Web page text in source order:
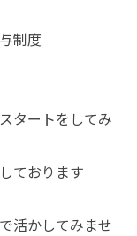
制度
タートをしてみ
ております
活かしてみませ